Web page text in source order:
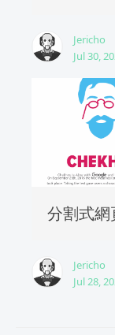
Jericho
Jul 30,
分割式網
Jericho
Jul 28,